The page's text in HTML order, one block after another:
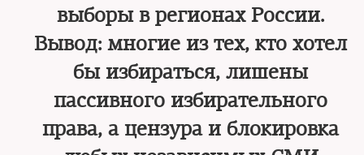
выборы в регионах России.
Вывод: многие из тех, кто хотел
бы избираться, лишены
пассивного избирательного
права, а цензура и блокировка